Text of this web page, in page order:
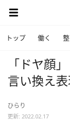
トップ 働く
「ドヤ顔
言い換え
ひらり
更新: 2022.02.17